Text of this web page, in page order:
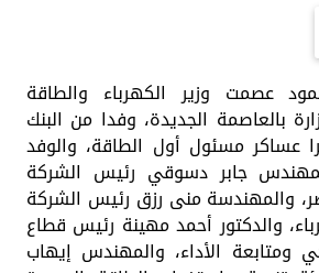
عصمت وزير الكهرباء والطاقة
بالعاصمة الجديدة، وفدا من البنك
عساكر مسئول أول الطاقة، والوفد
جابر دسوقي رئيس الشركة
والمهندسة منى رزق رئيس الشركة
والدكتور أحمد مهينة رئيس قطاع
ومتابعة الأداء، والمهندس إيهاب